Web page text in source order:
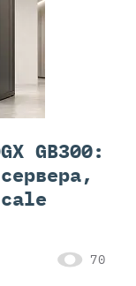
GB300:
70